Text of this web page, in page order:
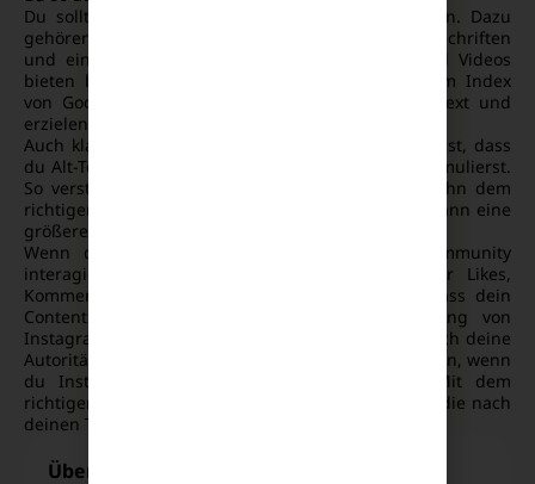
Du solltest dabei gezielt auf SEO-Elemente achten. Dazu
gehören passende Hashtags, optimierte Bildunterschriften
und eine klare Struktur deiner Inhalte. Reels und Videos
bieten besonders gute Chancen, mit Instagram im Index
von Google zu erscheinen. Sie liefern mehr Kontext und
erzielen hohe Interaktionsraten.
Auch klassische Bildposts können wirken. Wichtig ist, dass
du Alt-Texte nutzt und Bildbeschreibungen klar formulierst.
So versteht Google den Inhalt besser und kann ihn dem
richtigen Thema zuordnen. Deine Inhalte haben dann eine
größere Chance, von Google gefunden zu werden.
Wenn du zusätzlich regelmäßig mit deiner Community
interagierst, stärkst du deine Sichtbarkeit. Mehr Likes,
Kommentare und Shares signalisieren Google, dass dein
Content relevant ist. So steigert die Indexierung von
Instagram-Inhalten sowohl deine Reichweite als auch deine
Autorität im Netz. Setze also auf klare SEO-Strategien, wenn
du Instagram als Traffic-Kanal nutzen willst. Mit dem
richtigen Setup erreichst du genau die Menschen, die nach
deinen Themen suchen.
Über die Authorin